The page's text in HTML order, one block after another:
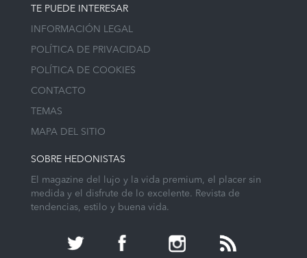
TE PUEDE INTERESAR
INFORMACIÓN LEGAL
POLÍTICA DE PRIVACIDAD
POLÍTICA DE COOKIES
CONTACTO
TEMAS
MAPA DEL SITIO
SOBRE HEDONISTAS
El magazine del lujo y la vida premium, el placer sin
medida y el disfrute de lo excelente. Revista de
tendencias, estilo y buena vida.